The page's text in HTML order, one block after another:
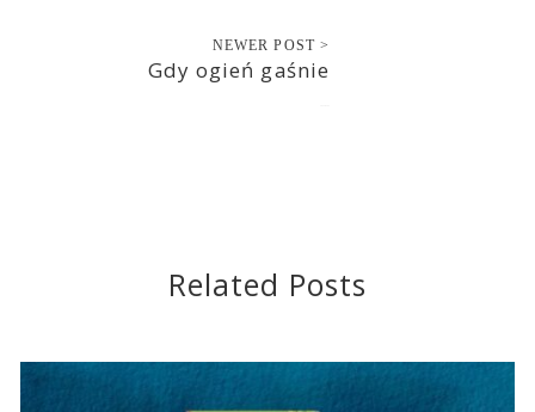
NEWER POST >
Gdy ogień gaśnie
Related Posts